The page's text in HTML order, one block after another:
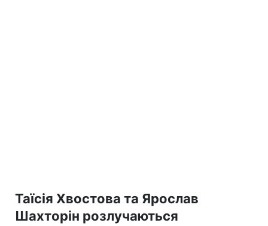
Таїсія Хвостова та Ярослав
Шахторін розлучаються